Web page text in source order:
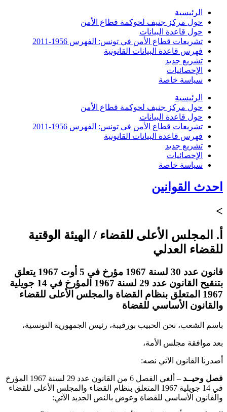
الرئيسية
حول مركز جنيف لحوكمة قطاع الأمن
حول قاعدة البيانات
تشريعات قطاع الأمن في تونس: الفهرس 1956-2011
فهرس قاعدة البيانات القانونية
تشريع جديد
الإحصائيات
سياسة خاصة
الرئيسية
حول مركز جنيف لحوكمة قطاع الأمن
حول قاعدة البيانات
تشريعات قطاع الأمن في تونس: الفهرس 1956-2011
فهرس قاعدة البيانات القانونية
تشريع جديد
الإحصائيات
سياسة خاصة
احدث القوانين
>
أ. المجلس الأعلى للقضاء / الهيئة الوقتية
للقضاء العدلي
قانون عدد 30 لسنة 1967 مؤرخ في 5 أوت 1967 يتعلق
بتنقيح القانون عدد 29 لسنة 1967 المؤرخ في 14 جويلية
1967 المتعلق بنظام القضاة والمجلس الأعلى للقضاء
والقانون الأساسي للقضاة
باسم الشعب، نحن الحبيب بورقيبة، رئيس الجمهورية التونسية،
بعد موافقة مجلس الأمة،
أصدرنا القانون الآتي نصه:
فصل وحيــد
– ألغي الفصل 6 من القانون عدد 29 لسنة 1967 المؤرخ
في 14 جويلية 1967 المتعلق بنظام القضاء والمجلس الأعلى للقضاء
والقانون الأساسي للقضاة وعوض بالنص الجديد الآتي: